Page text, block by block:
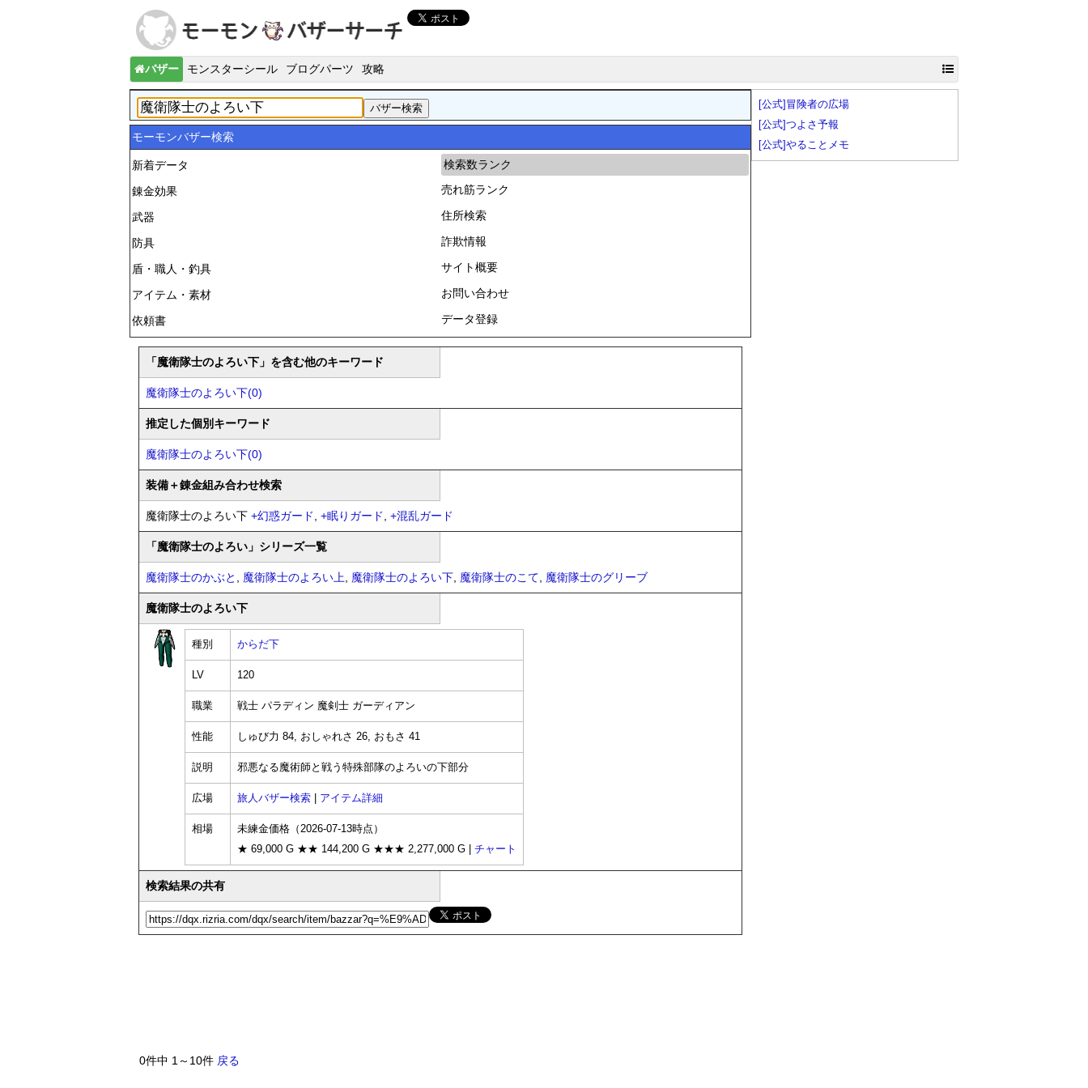
バザー モンスターシール ブログパーツ 攻略
モーモンバザー検索
新着データ
錬金効果
武器
防具
盾・職人・釣具
アイテム・素材
依頼書
検索数ランク
売れ筋ランク
住所検索
詐欺情報
サイト概要
お問い合わせ
データ登録
「魔衛隊士のよろい下」を含む他のキーワード
魔衛隊士のよろい下(0)
推定した個別キーワード
魔衛隊士のよろい下(0)
装備＋錬金組み合わせ検索
魔衛隊士のよろい下 +幻惑ガード, +眠りガード, +混乱ガード
「魔衛隊士のよろい」シリーズ一覧
魔衛隊士のかぶと , 魔衛隊士のよろい上, 魔衛隊士のよろい下, 魔衛隊士のこて, 魔衛隊士のグリーブ
魔衛隊士のよろい下
種別 からだ下
LV 120
職業 戦士 パラディン 魔剣士 ガーディアン
性能 しゅび力 84, おしゃれさ 26, おもさ 41
説明 邪悪なる魔術師と戦う特殊部隊のよろいの下部分
広場 旅人バザー検索 アイテム詳細
相場
未練金価格（2026-07-13時点）
★ 69,000 G ★★ 144,200 G ★★★ 2,277,000 G | チャート
検索結果の共有
0件中 1～10件 戻る
[公式]冒険者の広場
[公式]つよさ予報
[公式]やることメモ